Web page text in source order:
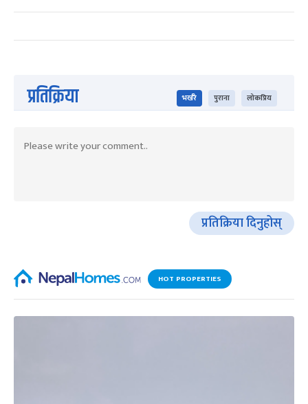
प्रतिक्रिया भर्खरै पुराना लोकप्रिय
प्रतिक्रिया दिनुहोस्
HOT PROPERTIES